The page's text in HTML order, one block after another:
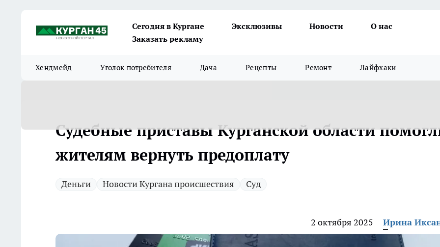
Сегодня в Кургане Эксклюзивы Новости
О нас
Заказать рекламу
Хендмейд Уголок потребителя Дача Рецепты Ремонт Лайфхаки
Судебные приставы Курганской области
жителям вернуть предоплату
Деньги Новости Кургана происшествия Суд
2 октября 2025 Ирина